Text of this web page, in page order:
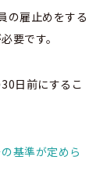
の雇止めをする
要です。
日前にするこ
基準が定めら